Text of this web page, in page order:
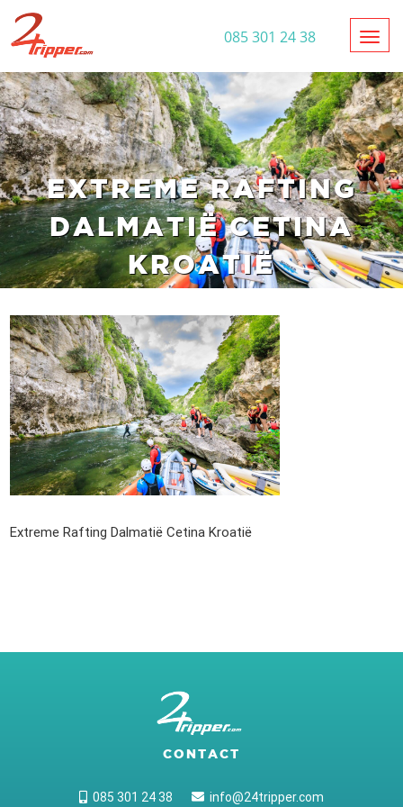
085 301 24 38
EXTREME RAFTING
DALMATIË CETINA
KROATIË
Extreme Rafting Dalmatië Cetina Kroatië
CONTACT
085 301 24 38 info@24tripper.com